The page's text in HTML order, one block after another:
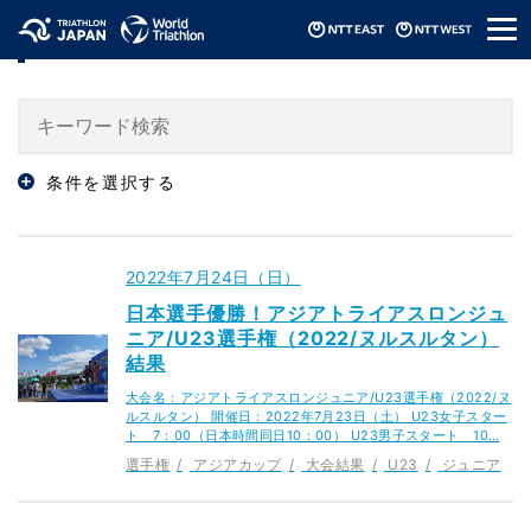
メ
ニ
「選手権」のニュース
条件を選択する
2022年7月24日（日）
日本選手優勝！アジアトライアスロンジュ
ニア/U23選手権（2022/ヌルスルタン）
結果
大会名：アジアトライアスロンジュニア/U23選手権（2022/ヌ
ルスルタン） 開催日：2022年7月23日（土） U23女子スター
ト 7：00（日本時間同日10：00） U23男子スタート 10…
選手権 アジアカップ 大会結果 U23 ジュニア